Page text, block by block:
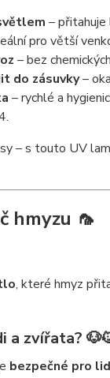
–
pro větší
– bez
do zásuvky–
– rychlé a
– s touto UV
hmyzu 🦟
, které hmyz
a zvířata?
bezpečné pro